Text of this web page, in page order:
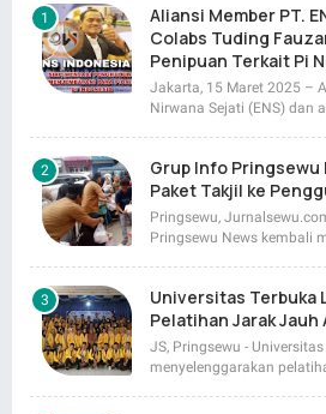
Aliansi Member PT.
Colabs Tuding
Penipuan Terkait Pi
Jakarta, 15 Maret 2025 –
Nirwana Sejati (ENS) dan
Grup Info Pringsewu
Paket Takjil ke
Pringsewu,
Pringsewu News kembali
Universitas Terbuka
Pelatihan Jarak Jauh
JS, Pringsewu -
menyelenggarakan